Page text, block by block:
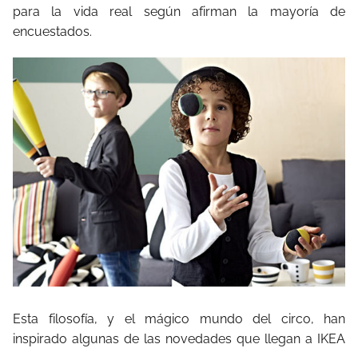
para la vida real según afirman la mayoría de
encuestados.
Esta filosofía, y el mágico mundo del circo, han
inspirado algunas de las novedades que llegan a IKEA